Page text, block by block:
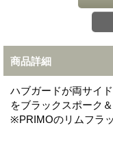
商品詳細
ハブガードが両サイ
をブラックスポーク
※PRIMOのリムフラ